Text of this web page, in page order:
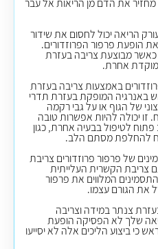
מחזיר את הדם מן הריאות אל עבר
הריאה יכול לחסום את שידור
הופעת פרפור הפרוזדורים.
כאשר מבוצעת צריבה בעזרת
אחרת.
באמצעות צריבה בעזרת
באנרגיה המופקת בעזרת תדרי
של הגוף או על גבי רקמה
זו יכולה להיות אפשרות טובה
לטיפול בבעיה אחרת, כגון
להחלפת מסתם הלב.
של פרפור פרוזדורים צריבת
צריבת הקשרית העלייתית
המלווים את פרפור
את הגורם עצמו.
צנתר במידה וצריבה
שלך לא הפסיקה הופעת
כי ביצוע הליכים אלה לא יסייעו